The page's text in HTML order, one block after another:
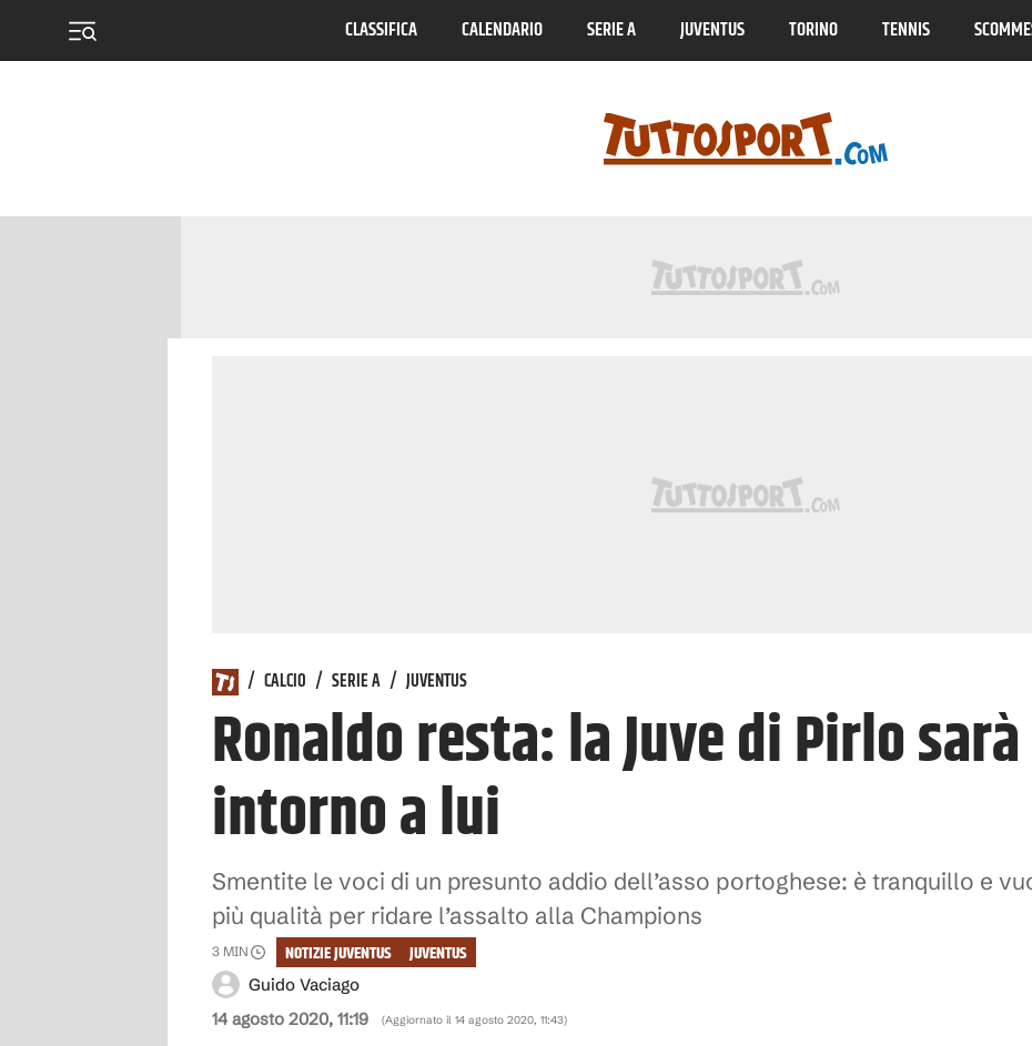
CLASSIFICA CALENDARIO SERIE A JUVENTUS TORINO TENNIS
/ CALCIO / SERIE A / JUVENTUS
Ronaldo resta: la Juve di Pirlo
intorno a lui
Smentite le voci di un presunto addio dell’asso portoghese: è tranquillo e
più qualità per ridare l’assalto alla Champions
14 agosto 2020, 11:19 (Aggiornato il 14 agosto 2020, 11:43)
Guido Vaciago
3 MIN JUVENTUS
NOTIZIE JUVENTUS